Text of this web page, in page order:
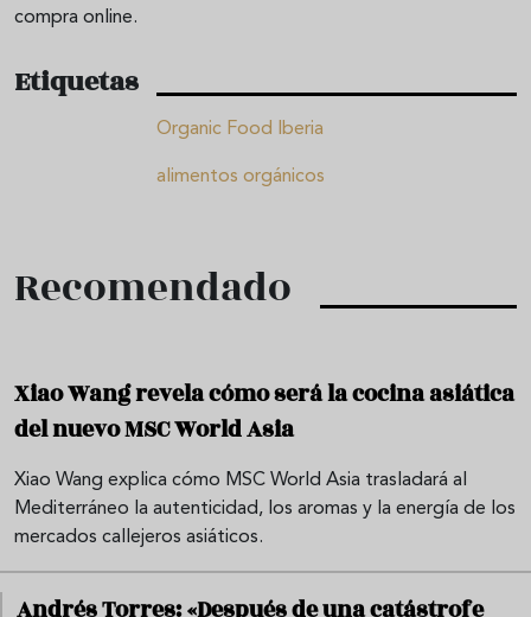
compra online.
Etiquetas
Organic Food Iberia
alimentos orgánicos
Recomendado
Xiao Wang revela cómo será la cocina asiática
del nuevo MSC World Asia
Xiao Wang explica cómo MSC World Asia trasladará al
Mediterráneo la autenticidad, los aromas y la energía de los
mercados callejeros asiáticos.
Andrés Torres: «Después de una catástrofe